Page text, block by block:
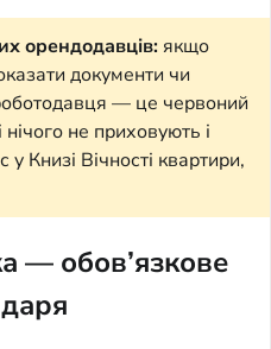
орендодавців:якщо
документи чи
— це червоний
не приховують і
Книзі Вічності квартири,
— обов’язкове